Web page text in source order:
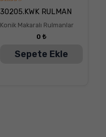
5
üzerinden
oy aldı
30205.KWK RULMAN
Konik Makaralı Rulmanlar
0 ₺
Sepete Ekle